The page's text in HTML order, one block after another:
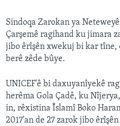
Learning English
FOLLOW US
Zimanên Din
Sindoqa Zarokan ya
Çarşemê ragihand ku jimara
jibo êrîşên xwekuj bi kar tîne,
berê zêde bûye.
UNICEF'ê bi daxuyanîyekê
herêma Gola Çadê, ku
in, rêxistina Îslamî Boko
2017'an de 27 zarok jibo